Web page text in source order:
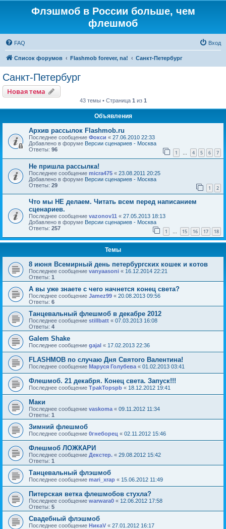
Флэшмоб в России больше, чем
флешмоб
FAQ Вход
Список форумов Flashmob forever, na! Санкт-Петербург
Санкт-Петербург
Новая тема
43 темы • Страница 1 из 1
Объявления
Архив рассылок Flashmob.ru
Последнее сообщение Фокси « 27.06.2010 22:33
Добавлено в форуме Версии сценариев - Москва
Ответы: 96 1 … 4 5 6 7
Не пришла рассылка!
Последнее сообщение micra475 « 23.08.2011 20:25
Добавлено в форуме Версии сценариев - Москва
Ответы: 29 1 2
Что мы НЕ делаем. Читать всем перед написанием
сценариев.
Последнее сообщение vazonov11 « 27.05.2013 18:13
Добавлено в форуме Версии сценариев - Москва
Ответы: 257 1 … 15 16 17 18
Темы
8 июня Всемирный день петербургских кошек и котов
Последнее сообщение vanyaasoni « 16.12.2014 22:21
Ответы: 1
А вы уже знаете с чего начнется конец света?
Последнее сообщение Jamez99 « 20.08.2013 09:56
Ответы: 6
Танцевальный флешмоб в декабре 2012
Последнее сообщение stillbatt « 07.03.2013 16:08
Ответы: 4
Galem Shake
Последнее сообщение gajal « 17.02.2013 22:36
FLASHMOB по случаю Дня Святого Валентина!
Последнее сообщение Маруся Голубева « 01.02.2013 03:41
Флешмоб. 21 декабря. Конец света. Запуск!!!
Последнее сообщение TpakTopspb « 18.12.2012 19:41
Маки
Последнее сообщение vaskoma « 09.11.2012 11:34
Ответы: 1
Зимний флешмоб
Последнее сообщение 0гнеборец « 02.11.2012 15:46
Флешмоб ЛОЖКАРИ
Последнее сообщение Декстер. « 29.08.2012 15:42
Ответы: 1
Танцевальный флэшмоб
Последнее сообщение mari_xrap « 15.06.2012 11:49
Питерская ветка флешмобов стухла?
Последнее сообщение warwara0 « 12.06.2012 17:58
Ответы: 5
Свадебный флэшмоб
Последнее сообщение НикаV « 27.01.2012 16:17